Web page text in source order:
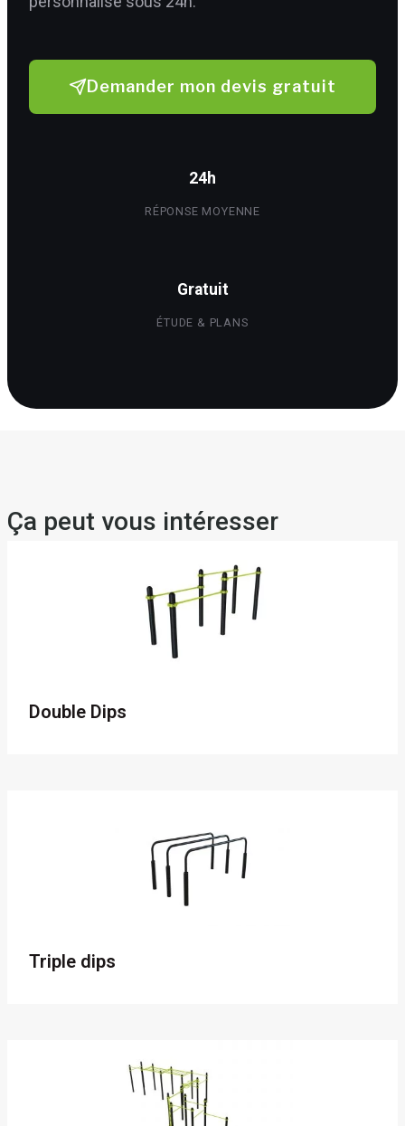
Demander mon devis gratuit
24h
RÉPONSE MOYENNE
Gratuit
ÉTUDE & PLANS
Ça peut vous intéresser
Double Dips
Triple dips